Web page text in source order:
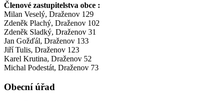
Členové zastupitelstva obce :
Milan Veselý, Draženov 129
Zdeněk Plachý, Draženov 102
Zdeněk Sladký, Draženov 31
Jan Gožďál, Draženov 133
Jiří Tulis, Draženov 123
Karel Krutina, Draženov 52
Michal Podestát, Draženov 73
Obecní úřad